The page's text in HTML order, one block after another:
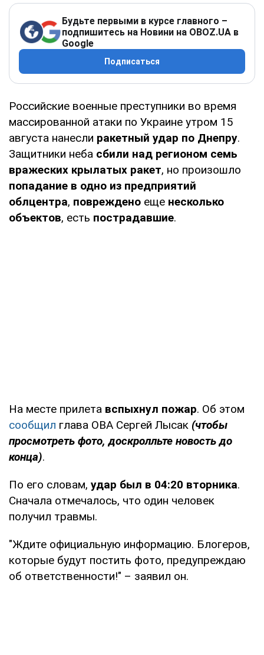
Будьте первыми в курсе главного –
подпишитесь на Новини на OBOZ.UA в
Google
Подписаться
Российские военные преступники во время
массированной атаки по Украине утром 15
августа нанесли ракетный удар по Днепру.
Защитники неба сбили над регионом семь
вражеских крылатых ракет, но произошло
попадание в одно из предприятий
облцентра, повреждено еще несколько
объектов, есть пострадавшие.
На месте прилета вспыхнул пожар. Об этом
сообщил глава ОВА Сергей Лысак (чтобы
просмотреть фото, доскролльте новость до
конца).
По его словам, удар был в 04:20 вторника.
Сначала отмечалось, что один человек
получил травмы.
"Ждите официальную информацию. Блогеров,
которые будут постить фото, предупреждаю
об ответственности!" – заявил он.